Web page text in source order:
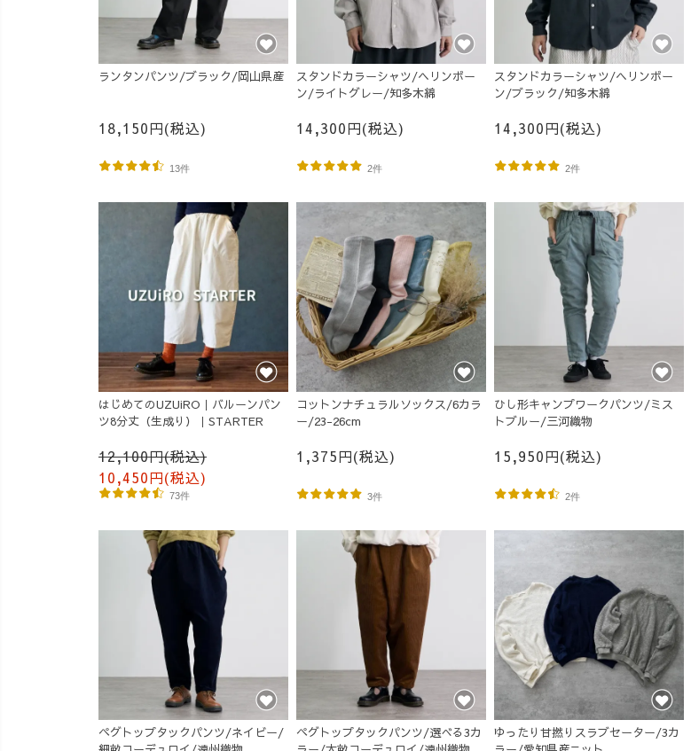
ランタンパンツ/ブラック/岡山県産
18,150円(税込)
13件
スタンドカラーシャツ/ヘリンボー
ン/ライトグレー/知多木綿
14,300円(税込)
2件
スタンドカラーシャツ/ヘリンボー
ン/ブラック/知多木綿
14,300円(税込)
2件
はじめてのUZUiRO｜バルーンパン
ツ8分丈（生成り）｜STARTER
12,100円(税込)
10,450円(税込)
73件
コットンナチュラルソックス/6カラ
ー/23-26cm
1,375円(税込)
3件
ひし形キャンプワークパンツ/ミス
トブルー/三河織物
15,950円(税込)
2件
ペグトップタックパンツ/ネイビー/
ペグトップタックパンツ/選べる3カ
ゆったり甘撚りスラブセーター/3カ